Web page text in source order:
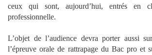
ceux qui sont, aujourd’hui, entrés en
professionnelle.
L’objet de l’audience devra porter aussi
l’épreuve orale de rattrapage du Bac pro et